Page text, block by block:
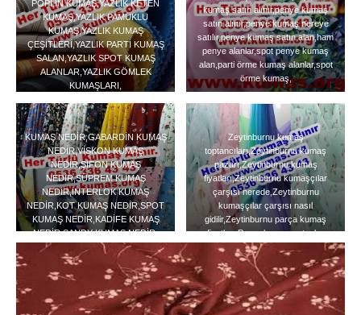
POPLİN KUMAŞ,YAZLIK KETEN
KUMAŞ,YAZLIK PAMUKLU
KUMAŞ,YAZLIK KUMAŞ
ÇEŞİTLERİ,YAZLIK PARTİ KUMAŞ
SALAN,YAZLIK SPOT KUMAŞ
ALANLAR,YAZLIK GÖMLEK
KUMAŞLARI,
kumaş satın alınır,penye kumaş
satın alınır,penye kumaş nereye
satılır,penye kumaş satın alan,ham
penye alanlar,spot penye kumaş
alan,parti örme kumaş alanlar,spot
örme kumaş,
KUMAŞ NEDİR,GABARDİN KUMAŞ
NEDİR,VİSKON KUMAŞ
NEDİR,ŞİFON KUMAŞ
NEDİR,SÜPREM KUMAŞ
NEDİR,İNTERLOK KUMAŞ
NEDİR,KOT KUMAŞ NEDİR,SPOT
KUMAŞ NEDİR,KADİFE KUMAŞ
NEDİR,SANDY KUMAŞ NEDİR.
Zeytinburnu kumaş
toptancıları,Zeytinburnu kumaş
pazarı,Zeytinburnu kumaş
fiyatları,Zeytinburnu kumaşçılar
çarşısı nerede,Zeytinburnu
kumaşçılar çarşısı nasıl
gidilir,Zeytinburnu parça kumaş
fiyatları,Parça kumaş satanlar
zeytinburnu,İstanbul zeytinburnu
kumaş toptancıları,